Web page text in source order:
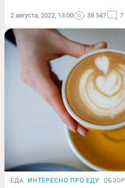
2 августа, 2022, 13:00 38 547 7
ЕДА ИНТЕРЕСНО ПРО ЕДУ ОБЗОР